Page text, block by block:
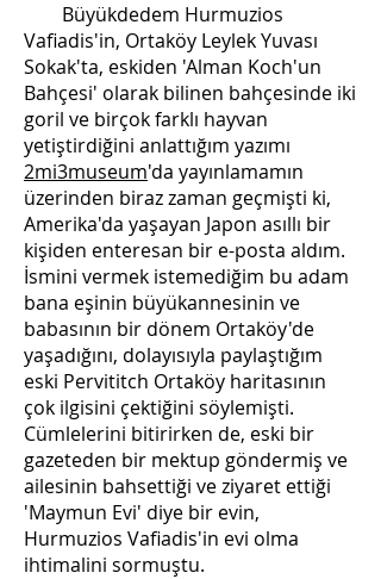
Büyükdedem Hurmuzios
Vafiadis'in, Ortaköy Leylek Yuvası
Sokak'ta, eskiden 'Alman Koch'un
Bahçesi' olarak bilinen bahçesinde iki
goril ve birçok farklı hayvan
yetiştirdiğini anlattığım yazımı
2mi3museum'da yayınlamamın
üzerinden biraz zaman geçmişti ki,
Amerika'da yaşayan Japon asıllı bir
kişiden enteresan bir e-posta aldım.
İsmini vermek istemediğim bu adam
bana eşinin büyükannesinin ve
babasının bir dönem Ortaköy'de
yaşadığını, dolayısıyla paylaştığım
eski Pervititch Ortaköy haritasının
çok ilgisini çektiğini söylemişti.
Cümlelerini bitirirken de, eski bir
gazeteden bir mektup göndermiş ve
ailesinin bahsettiği ve ziyaret ettiği
'Maymun Evi' diye bir evin,
Hurmuzios Vafiadis'in evi olma
ihtimalini sormuştu.